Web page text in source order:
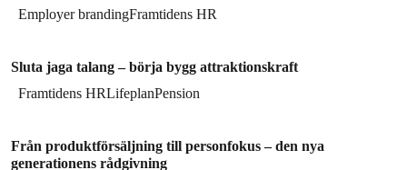
Public Sector, Benifex.
Employer brandingFramtidens HR
Sluta jaga talang – börja bygg attraktionskraft
Framtidens HRLifeplanPension
Från produktförsäljning till personfokus – den nya
generationens rådgivning